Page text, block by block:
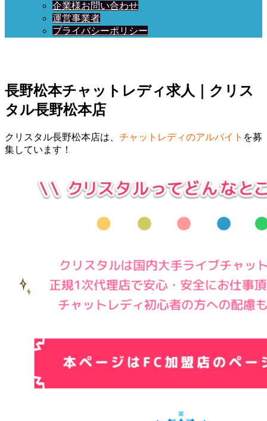
企業様お問い合わせ
運営事業者
プライバシーポリシー
長野松本チャットレディ求人｜クリス
タル長野松本店
クリスタル長野松本店は、 チャットレディのアルバイト を募
集しています！